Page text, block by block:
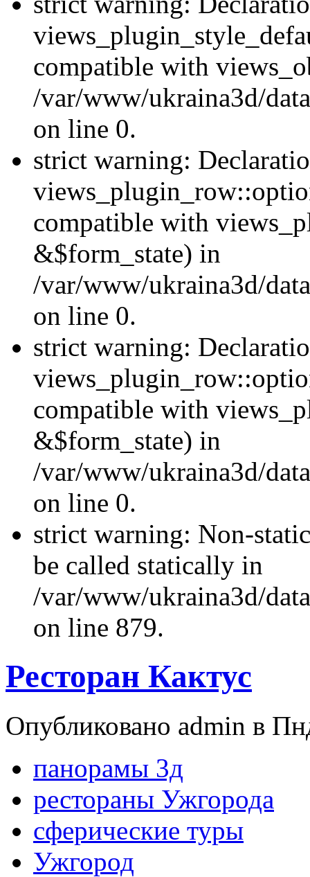
compatible with
/var/www/ukraina3d/
on line 0.
strict warning:
compatible with
&$form_state) in
/var/www/ukraina3d/
on line 0.
strict warning:
compatible with
&$form_state) in
/var/www/ukraina3d/
on line 0.
strict warning: Non-
be called statically in
/var/www/ukraina3d/
on line 879.
Ресторан Кактус
Опубликовано admin в
панорамы 3д
рестораны Ужгорода
сферические туры
Ужгород